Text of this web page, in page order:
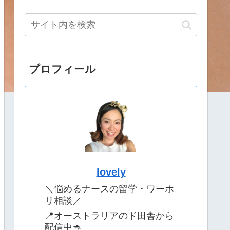
プロフィール
lovely
＼悩めるナースの留学・ワーホ
リ相談／
📍オーストラリアのド田舎から
配信中🦘